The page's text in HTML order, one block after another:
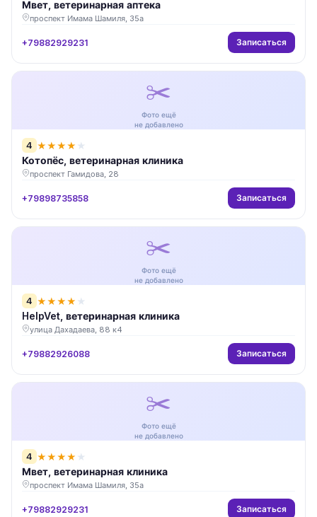
Мвет, ветеринарная аптека
проспект Имама Шамиля, 35а
+79882929231 Записаться
✂️
Фото ещё
не добавлено
4 ★★★★ ★
Котопёс, ветеринарная клиника
проспект Гамидова, 28
+79898735858 Записаться
✂️
Фото ещё
не добавлено
4 ★★★★ ★
HelpVet, ветеринарная клиника
улица Дахадаева, 88 к4
+79882926088 Записаться
✂️
Фото ещё
не добавлено
4 ★★★★ ★
Мвет, ветеринарная клиника
проспект Имама Шамиля, 35а
+79882929231 Записаться